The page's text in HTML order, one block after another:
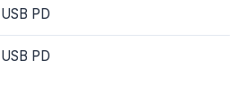
USB PD
USB PD